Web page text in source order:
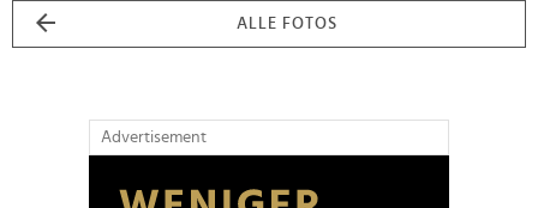
ALLE FOTOS
Advertisement